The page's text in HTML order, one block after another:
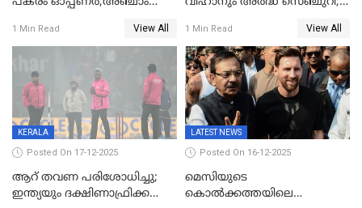
മാറ്റം
1 Min Read View All
ഇന്ത്യ ഫൈനലിൽ
1 Min Read View All
KERALA
Posted On 17-12-2025
ആറ് തവണ പരിശോധിച്ചു;
ഇന്ത്യയും ദക്ഷിണാഫ്രിക്കയും
LATEST NEWS
Posted On 16-12-2025
മെസിയുടെ
കൊൽക്കത്തയിലെ